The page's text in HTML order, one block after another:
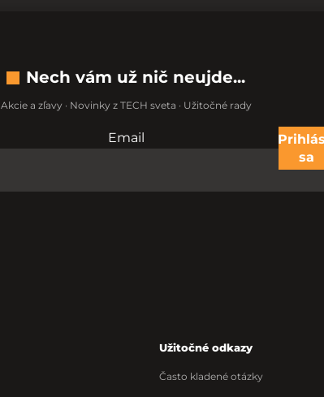
Nech vám už nič neujde...
Akcie a zľavy · Novinky z TECH sveta · Užitočné rady
Nevypĺňajte toto pole:
Email
sa
Užitočné odkazy
Často kladené otázky